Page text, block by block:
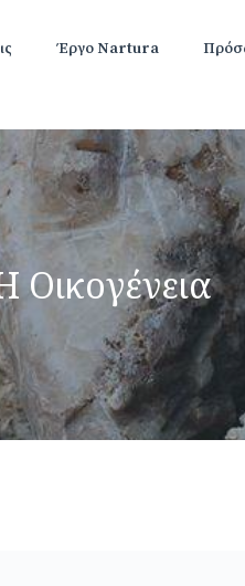
Έργο Nartura
Οικογένεια